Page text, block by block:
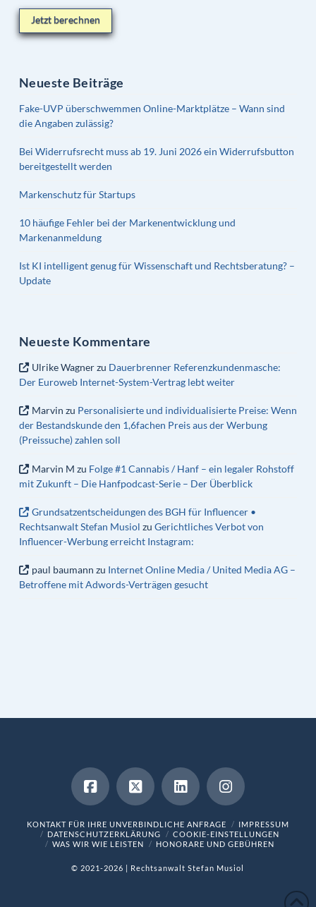
Jetzt berechnen
Neueste Beiträge
Fake-UVP überschwemmen Online-Marktplätze – Wann sind
die Angaben zulässig?
Bei Widerrufsrecht muss ab 19. Juni 2026 ein Widerrufsbutton
bereitgestellt werden
Markenschutz für Startups
10 häufige Fehler bei der Markenentwicklung und
Markenanmeldung
Ist KI intelligent genug für Wissenschaft und Rechtsberatung? –
Update
Neueste Kommentare
Ulrike Wagnerzu Dauerbrenner Referenzkundenmasche:
Der Euroweb Internet-System-Vertrag lebt weiter
Marvin zu Personalisierte und individualisierte Preise: Wenn
der Bestandskunde den 1,6fachen Preis aus der Werbung
(Preissuche) zahlen soll
Marvin M zu Folge #1 Cannabis / Hanf – ein legaler Rohstoff
mit Zukunft – Die Hanfpodcast-Serie – Der Überblick
Grundsatzentscheidungen des BGH für Influencer •
Rechtsanwalt Stefan Musiol zu Gerichtliches Verbot von
Influencer-Werbung erreicht Instagram:
paul baumann zu Internet Online Media / United Media AG –
Betroffene mit Adwords-Verträgen gesucht
KONTAKT FÜR IHRE UNVERBINDLICHE ANFRAGE
IMPRESSUM
DATENSCHUTZERKLÄRUNG
COOKIE-EINSTELLUNGEN
WAS WIR WIE LEISTEN
HONORARE UND GEBÜHREN
© 2021-2026 | Rechtsanwalt Stefan Musiol